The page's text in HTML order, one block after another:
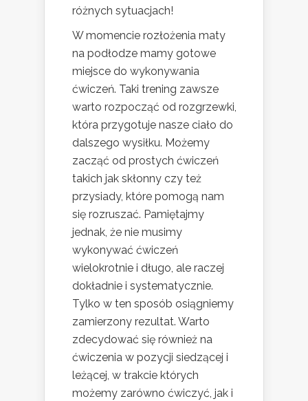
różnych sytuacjach!
W momencie rozłożenia maty
na podłodze mamy gotowe
miejsce do wykonywania
ćwiczeń. Taki trening zawsze
warto rozpocząć od rozgrzewki,
która przygotuje nasze ciało do
dalszego wysiłku. Możemy
zacząć od prostych ćwiczeń
takich jak skłonny czy też
przysiady, które pomogą nam
się rozruszać. Pamiętajmy
jednak, że nie musimy
wykonywać ćwiczeń
wielokrotnie i długo, ale raczej
dokładnie i systematycznie.
Tylko w ten sposób osiągniemy
zamierzony rezultat. Warto
zdecydować się również na
ćwiczenia w pozycji siedzącej i
leżącej, w trakcie których
możemy zarówno ćwiczyć, jak i